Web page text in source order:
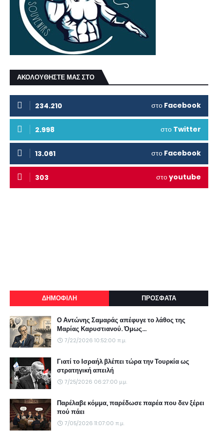
ΑΚΟΛΟΥΘΗΣΤΕ ΜΑΣ ΣΤΟ
234.210 στο Facebook
2.998 στο Twitter
13.061 στο Facebook
303 στοyoutube
ΔΗΜΟΦΙΛΗ ΠΡΟΣΦΑΤΑ
Ο Αντώνης Σαμαράς απέφυγε το λάθος της
Μαρίας Καρυστιανού. Όμως...
7/22/2026 10:52:00 π.μ.
Γιατί το Ισραήλ βλέπει τώρα την Τουρκία ως
στρατηγική απειλή
7/25/2026 06:27:00 μ.μ.
Παρέλαβε κόμμα, παρέδωσε παρέα που δεν ξέρει
πού πάει
7/05/2026 11:07:00 π.μ.